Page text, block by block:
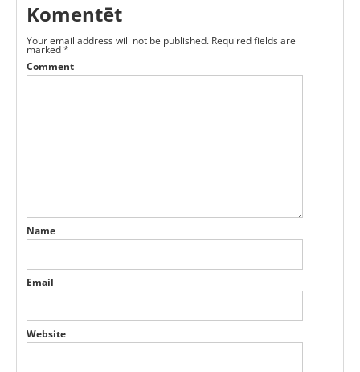
Komentēt
Your email address will not be published. Required fields are
marked*
Comment
Name
Email
Website